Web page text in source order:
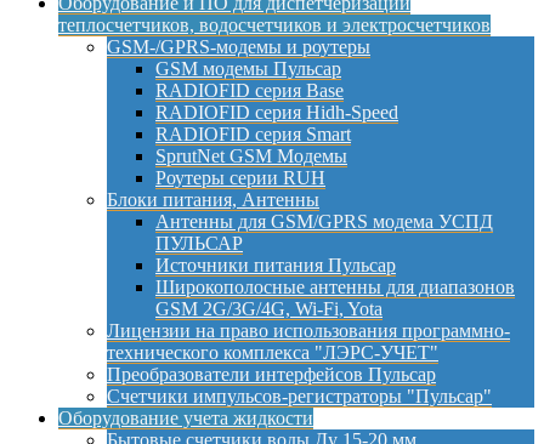
теплосчетчиков, водосчетчиков и электросчетчиков
GSM-/GPRS-модемы и роутеры
GSM модемы Пульсар
RADIOFID серия Base
RADIOFID серия Hidh-Speed
RADIOFID серия Smart
SprutNet GSM Модемы
Роутеры серии RUH
Блоки питания, Антенны
Антенны для GSM/GPRS модема УСПД
ПУЛЬСАР
Источники питания Пульсар
Широкополосные антенны для диапазонов
GSM 2G/3G/4G, Wi-Fi, Yota
Лицензии на право использования программно-
технического комплекса "ЛЭРС-УЧЕТ"
Преобразователи интерфейсов Пульсар
Счетчики импульсов-регистраторы "Пульсар"
Оборудование учета жидкости
Бытовые счетчики воды Ду 15-20 мм